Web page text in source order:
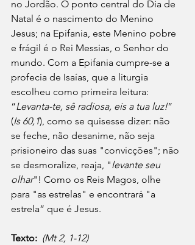
no Jordão. O ponto central do Dia de
Natal é o nascimento do Menino
Jesus; na Epifania, este Menino pobre
e frágil é o Rei Messias, o Senhor do
mundo. Com a Epifania cumpre-se a
profecia de Isaías, que a liturgia
escolheu como primeira leitura:
“Levanta-te, sê radiosa, eis a tua luz!”
(Is 60,1), como se quisesse dizer: não
se feche, não desanime, não seja
prisioneiro das suas "convicções"; não
se desmoralize, reaja, "levante seu
olhar"! Como os Reis Magos, olhe
para "as estrelas" e encontrará "a
estrela” que é Jesus.
Texto: (Mt 2, 1-12)